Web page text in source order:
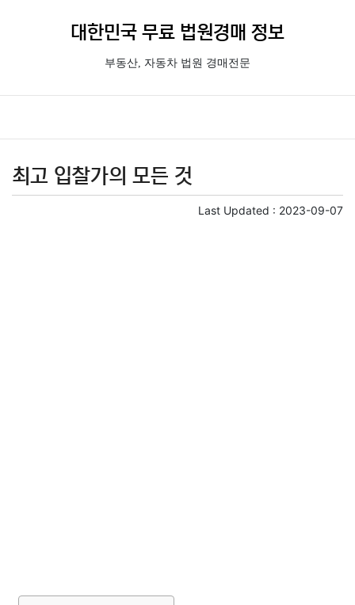
대한민국 무료 법원경매 정보
부동산, 자동차 법원 경매전문
최고 입찰가의 모든 것
Last Updated : 2023-09-07